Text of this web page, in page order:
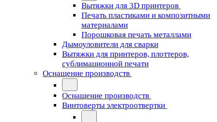
Вытяжки для 3D принтеров
Печать пластиками и композитными
материалами
Порошковая печать металлами
Дымоуловители для сварки
Вытяжки для принтеров, плоттеров,
сублимационной печати
Оснащение производств
Оснащение производств
Винтоверты электроотвертки